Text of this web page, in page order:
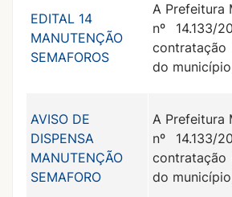
EDITAL 14
MANUTENÇÃO
SEMAFOROS
A Prefeitura
nº 14.133/
contratação
do
AVISO DE
DISPENSA
MANUTENÇÃO
SEMAFORO
A Prefeitura
nº 14.133/
contratação
do